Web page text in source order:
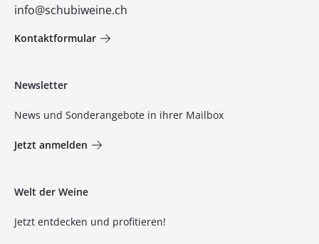
info@schubiweine.ch
Kontaktformular
Newsletter
News und Sonderangebote in ihrer Mailbox
Jetzt anmelden
Welt der Weine
Jetzt entdecken und profitieren!